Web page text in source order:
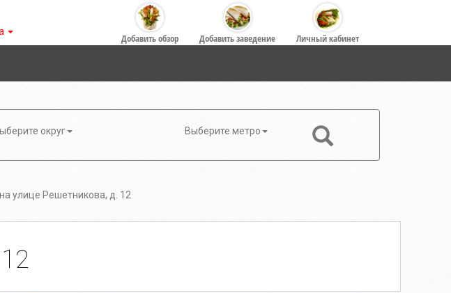
Добавить обзор Добавить заведение Личный кабинет
округ Выберите метро
улице Решетникова, д. 12